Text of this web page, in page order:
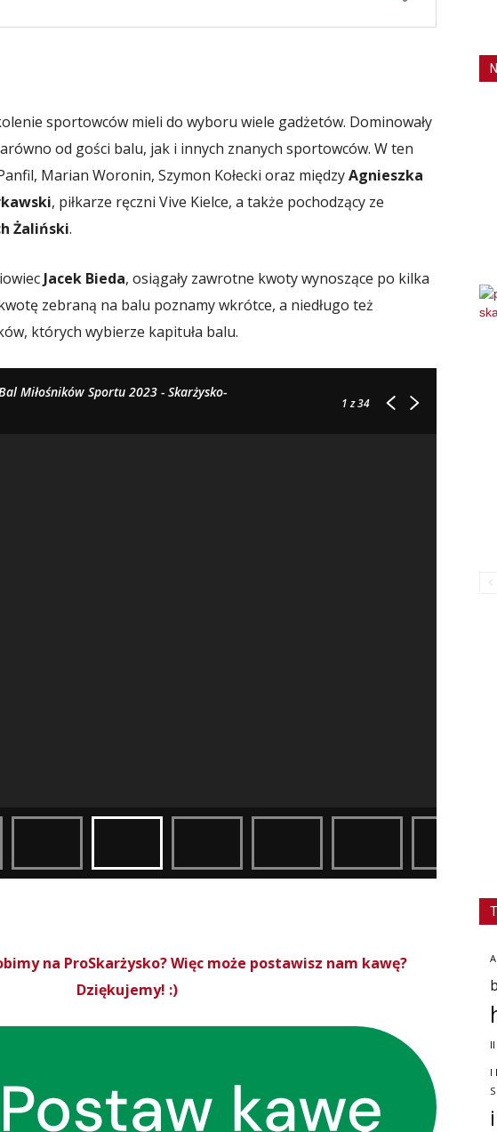
sportowców mieli do wyboru wiele gadżetów. Dominowały
od gości balu, jak i innych znanych sportowców. W ten
Marian Woronin, Szymon Kołecki oraz międzyAgnieszka
, piłkarze ręczni Vive Kielce, a także pochodzący ze
Żaliński.
Jacek Bieda, osiągały zawrotne kwoty wynoszące po kilka
zebraną na balu poznamy wkrótce, a niedługo też
których wybierze kapituła balu.
Miłośników Sportu 2023 - Skarżysko-
1z 34
na ProSkarżysko? Więc może postawisz nam kawę?
Dziękujemy! :)
I